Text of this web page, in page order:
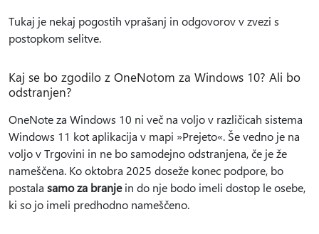
Tukaj je nekaj pogostih vprašanj in odgovorov v zvezi s
postopkom selitve.
Kaj se bo zgodilo z OneNotom za Windows 10? Ali bo
odstranjen?
OneNote za Windows 10 ni več na voljo v različicah sistema
Windows 11 kot aplikacija v mapi »Prejeto«. Še vedno je na
voljo v Trgovini in ne bo samodejno odstranjena, če je že
nameščena. Ko oktobra 2025 doseže konec podpore, bo
postala samo za branjein do nje bodo imeli dostop le osebe,
ki so jo imeli predhodno nameščeno.